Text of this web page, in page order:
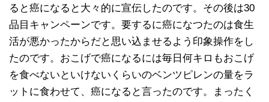
ると癌になると大々的に宣伝したのです。その後は30
品目キャンペーンです。要するに癌になつたのは食生
活が悪かったからだと思い込ませるよう印象操作をし
たのです。おこげで癌になるには毎日何キロもおこげ
を食べないといけないくらいのベンツピレンの量をラ
ットに食わせて、癌になると言ったのです。まったく